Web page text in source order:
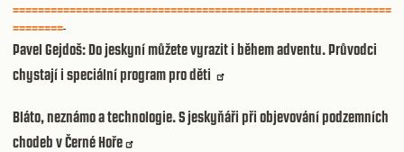
============================================================
========
Pavel Gejdoš: Do jeskyní můžete vyrazit i během adventu. Průvodci
chystají i speciální program pro děti
Bláto, neznámo a technologie. S jeskyňáři při objevování podzemních
chodeb v Černé Hoře